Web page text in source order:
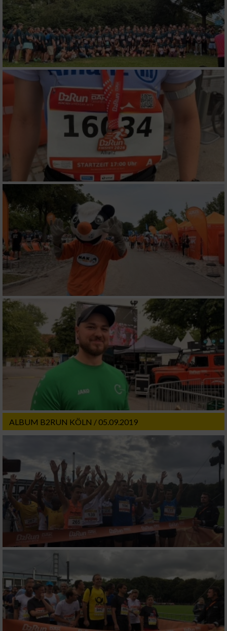
ALBUM B2RUN KÖLN / 05.09.2019
personalisierter Werbung
Erstellung von Profilen zur Personalisierung
von Inhalten
Verwendung von Profilen zur Auswahl
personalisierter Inhalte
Messung der Werbeleistung
Messung der Performance von Inhalten
Analyse von Zielgruppen durch Statistiken
oder Kombinationen von Daten aus
verschiedenen Quellen
Entwicklung und Verbesserung der Angebote
Verwendung reduzierter Daten zur Auswahl
von Inhalten
IAB-Besonderheiten:
Verwendung genauer Standortdaten
Geräte anhand von aktiv angeforderten
Informationen identifizieren
Nicht-IAB-Verarbeitungszwecke:
Notwendig
Performance
Funktional
Werbung